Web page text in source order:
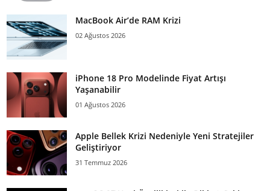
MacBook Air’de RAM Krizi
02 Ağustos 2026
iPhone 18 Pro Modelinde Fiyat Artışı
Yaşanabilir
01 Ağustos 2026
Apple Bellek Krizi Nedeniyle Yeni Stratejiler
Geliştiriyor
31 Temmuz 2026